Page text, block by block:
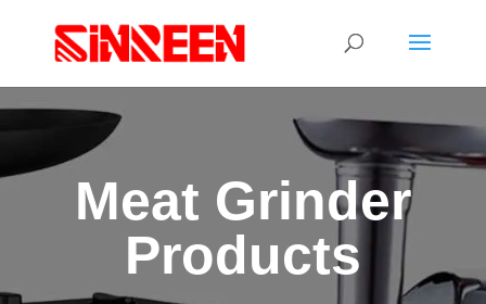
Meat Grinder
Products